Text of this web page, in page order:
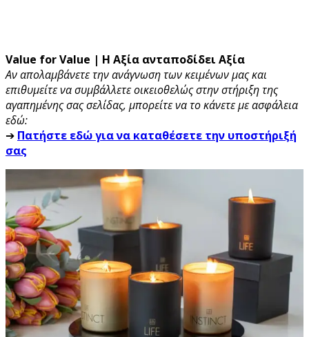
Value for Value | Η Αξία ανταποδίδει Αξία
Αν απολαμβάνετε την ανάγνωση των κειμένων μας και
επιθυμείτε να συμβάλλετε οικειοθελώς στην στήριξη της
αγαπημένης σας σελίδας, μπορείτε να το κάνετε με ασφάλεια
εδώ:
➔ Πατήστε εδώ για να καταθέσετε την υποστήριξή
σας